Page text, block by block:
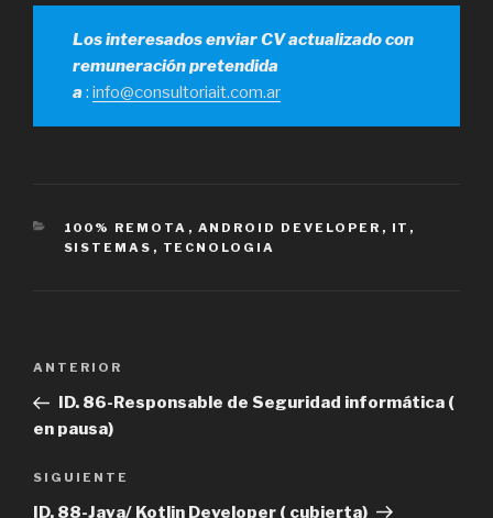
Los interesados enviar CV actualizado con
remuneración pretendida
a: info@consultoriait.com.ar
CATEGORÍAS
100% REMOTA , ANDROID DEVELOPER , IT ,
SISTEMAS , TECNOLOGIA
entradas
Entrada
anterior
ANTERIOR
ID. 86-Responsable de Seguridad informática (
en pausa)
Siguiente
entrada
SIGUIENTE
ID. 88-Java/ Kotlin Developer ( cubierta)